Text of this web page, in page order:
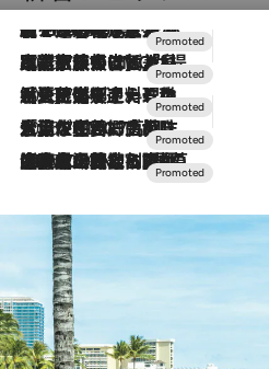
2026.8.7
【トンボの足水浴】ヒノキの香りに包まれて涼感マックス！約13℃の湧水かけ流しを避暑地「星野温泉 トンボの湯」で体験
2026.7.31
【ホテル帰省】という選択肢をOMOが提案。家族とほどよい距離を保つには「昼は実家、夜は気兼ねなくホテルで！」
2026.7.24
【夏限定ディナーコース】旬を迎える稚鮎や花ズッキーニなどをイタリア・トスカーナの郷土料理の手法で満喫！
2026.7.17
「土佐和ハーブかき氷」がOMO7高知に登場！生姜、山椒、大葉など目にも舌にも涼を呼ぶ郷土の味
2026.7.10
NEW OPEN！【界 草津】名湯の地に誕生。趣の異なる2種の温泉と上州ならではの会席・蕎麦割烹など美食を味わう究極の癒やし旅